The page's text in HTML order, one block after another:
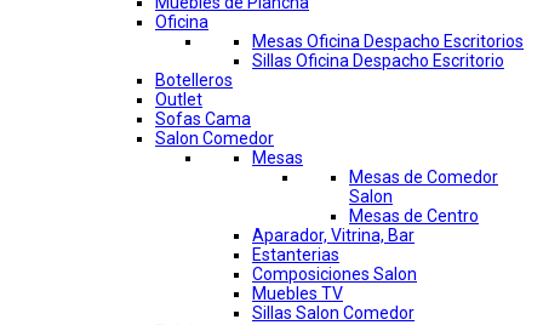
Oficina
Mesas Oficina Despacho Escritorios
Sillas Oficina Despacho Escritorio
Botelleros
Outlet
Sofas Cama
Salon Comedor
Mesas
Mesas de Comedor
Salon
Mesas de Centro
Aparador, Vitrina, Bar
Estanterias
Composiciones Salon
Muebles TV
Sillas Salon Comedor